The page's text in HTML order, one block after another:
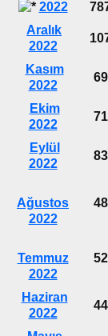
2022
Aralık
2022
Kasım
2022
69
Ekim
2022
71
Eylül
2022
83
Ağustos
2022
48
Temmuz
2022
52
Haziran
2022
44